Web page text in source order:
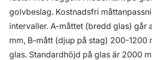
golvbeslag. Kostnadsfri
intervaller. A-måttet (bredd glas) går
mm, B-mått (djup på stag) 200-1200
glas. Standardhöjd på glas är 2000